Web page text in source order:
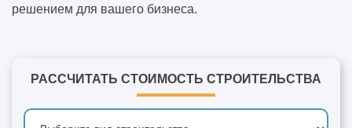
решением для вашего бизнеса.
РАССЧИТАТЬ СТОИМОСТЬ СТРОИТЕЛЬСТВА